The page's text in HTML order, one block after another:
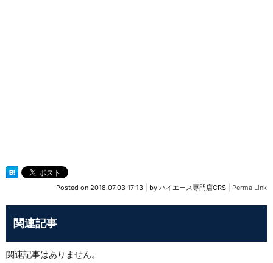
Posted on 2018.07.03 17:13 by ハイエース専門店CRS Perma Link
関連記事
関連記事はありません。